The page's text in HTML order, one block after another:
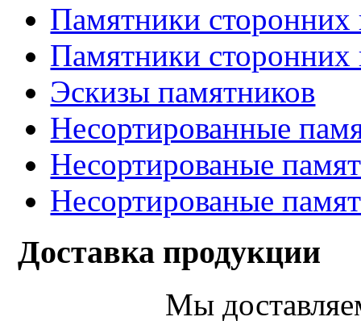
Памятники сторонних
Памятники сторонних
Эскизы памятников
Несортированные
Несортированые
Несортированые
Доставка продукции
Мы